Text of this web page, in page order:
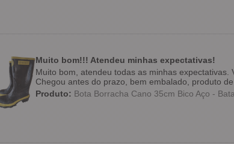
Muito bom!!! Atendeu minhas expectativas!
Muito bom, atendeu todas as minhas expectativas.
Chegou antes do prazo, bem embalado, produto
Produto:Bota Borracha Cano 35cm Bico Aço -